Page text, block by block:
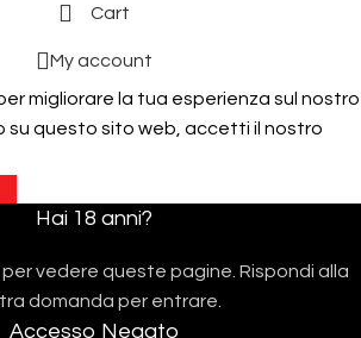
Cart
My account
migliorare la tua esperienza sul nostro
su questo sito web, accetti il ​​nostro
Hai 18 anni?
per vedere queste pagine. Rispondi alla
domanda per entrare.
Accesso Negato